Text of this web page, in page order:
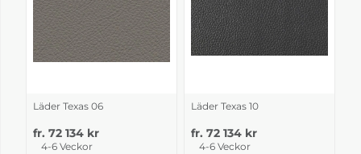
Läder Texas 06
fr. 72 134 kr
4-6 Veckor
Läder Texas 10
fr. 72 134 kr
4-6 Veckor